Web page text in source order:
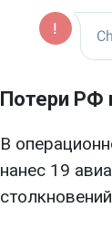
Потери РФ
В
нанес 19